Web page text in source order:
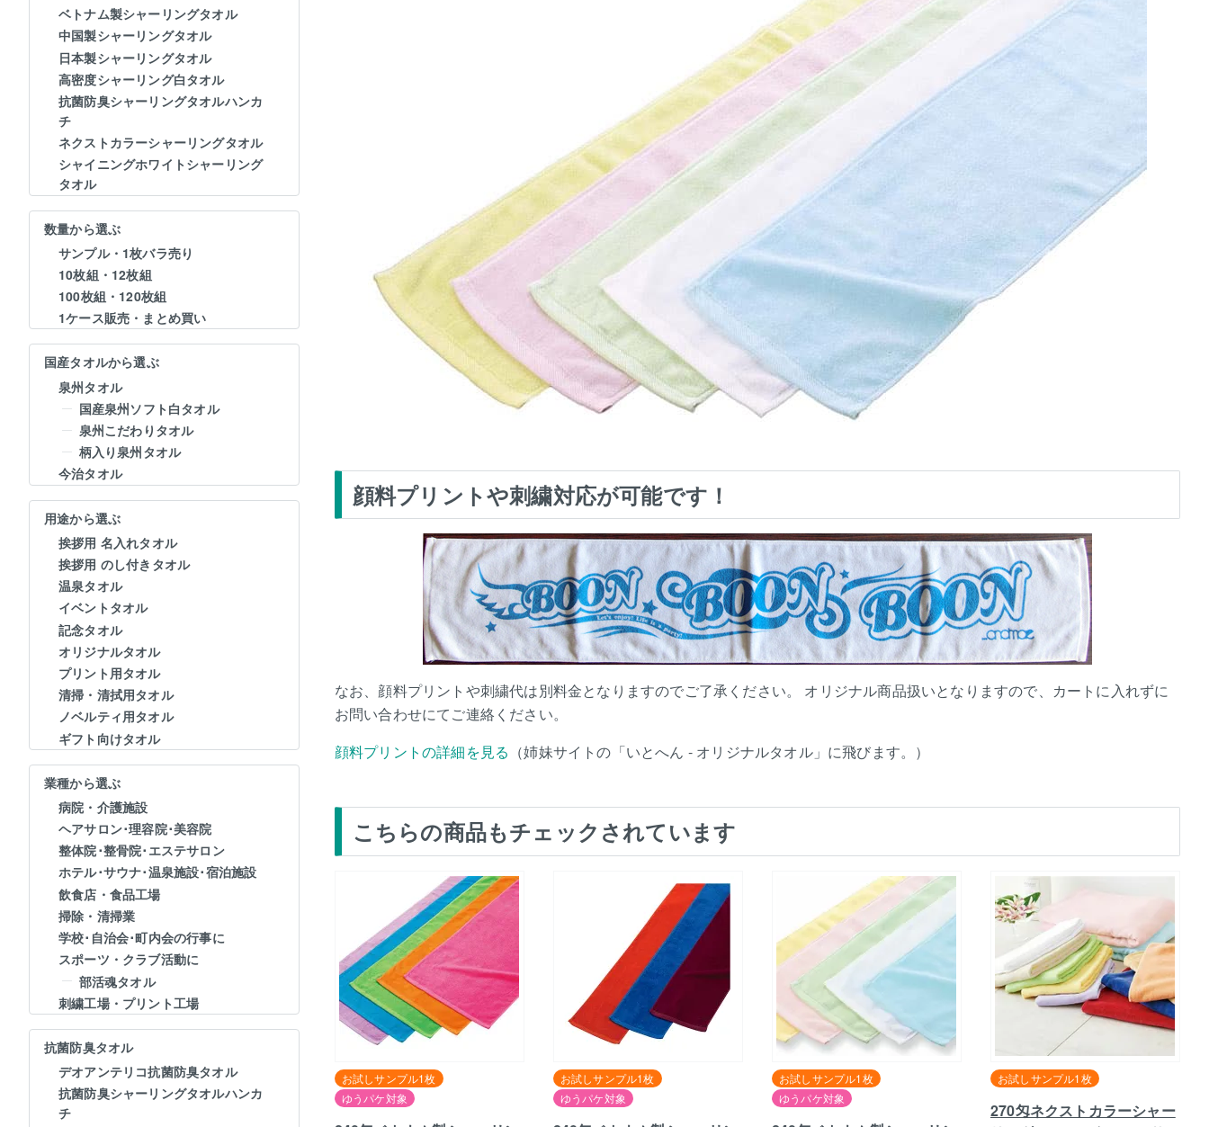
ベトナム製シャーリングタオル
中国製シャーリングタオル
日本製シャーリングタオル
高密度シャーリング白タオル
抗菌防臭シャーリングタオルハンカ
チ
ネクストカラーシャーリングタオル
シャイニングホワイトシャーリング
タオル
数量から選ぶ
サンプル・1枚バラ売り
10枚組・12枚組
100枚組・120枚組
1ケース販売・まとめ買い
国産タオルから選ぶ
泉州タオル
国産泉州ソフト白タオル
泉州こだわりタオル
柄入り泉州タオル
今治タオル
用途から選ぶ
挨拶用 名入れタオル
挨拶用 のし付きタオル
温泉タオル
イベントタオル
記念タオル
オリジナルタオル
プリント用タオル
清掃・清拭用タオル
ノベルティ用タオル
ギフト向けタオル
業種から選ぶ
病院・介護施設
ヘアサロン･理容院･美容院
整体院･整骨院･エステサロン
ホテル･サウナ･温泉施設･宿泊施設
飲食店・食品工場
掃除・清掃業
学校･自治会･町内会の行事に
スポーツ・クラブ活動に
部活魂タオル
刺繍工場・プリント工場
抗菌防臭タオル
デオアンテリコ抗菌防臭タオル
抗菌防臭シャーリングタオルハンカ
チ
顔料プリントや刺繍対応が可能です！
なお、顔料プリントや刺繍代は別料金となりますのでご了承ください。 オリジナル商品扱いとなりますので、カートに入れずに
お問い合わせにてご連絡ください。
顔料プリントの詳細を見る （姉妹サイトの「いとへん - オリジナルタオル」に飛びます。）
こちらの商品もチェックされています
お試しサンプル1枚
ゆうパケ対象
お試しサンプル1枚
ゆうパケ対象
お試しサンプル1枚
ゆうパケ対象
270匁ネクストカラーシャー
お試しサンプル1枚